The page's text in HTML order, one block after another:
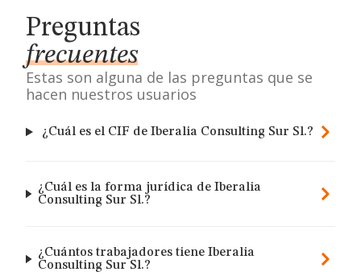
Preguntas
frecuentes
Estas son alguna de las preguntas que se
hacen nuestros usuarios
¿Cuál es el CIF de Iberalia Consulting Sur Sl.?
¿Cuál es la forma jurídica de Iberalia
Consulting Sur Sl.?
¿Cuántos trabajadores tiene Iberalia
Consulting Sur Sl.?